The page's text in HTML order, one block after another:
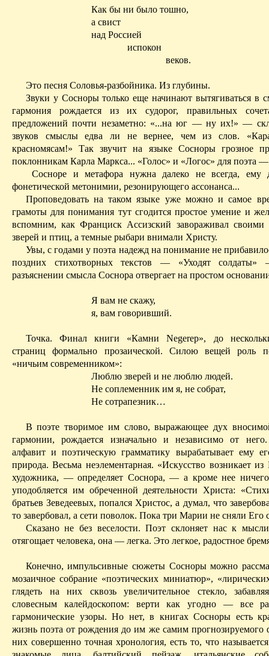
Как бы ни было тошно,
а свист
над Россией
испокон
веков.
Это песня Соловья-разбойника. Из глубины.
Звуки у Сосноры только еще начинают вытягиваться в
гармония рождается из их судорог, правильных
предложений почти незаметно: «...на юг — ну их!» —
звуков смыслы едва ли не вернее, чем из слов.
красномясам!» Так звучит на языке Сосноры грозное
поклонникам Карла Маркса... «Голос» и «Логос» для поэта
Сосноре и метафора нужна далеко не всегда, ему
фонетической метонимии, резонирующего ассонанса...
Проповедовать на таком языке уже можно и самое
грамоты для понимания тут сгодится простое умение и
вспомним, как Франциск Ассизский завораживал своими
зверей и птиц, а темные рыбари внимали Христу.
Увы, с годами у поэта надежд на понимание не
поздних стихотворных текстов — «Уходят
разъяснении смысла Соснора отвергает на простом
Я вам не скажу,
я, вам говоривший.
Точка. Финал книги «Камни Negerep», до
страниц формально прозаической. Силою вещей роль
«ничьим современником»:
Люблю зверей и не люблю людей.
Не соплеменник им я, не собрат,
Не сотрапезник…
В поэте творимое им слово, выражающее дух
гармонии, рождается изначально и независимо от
алфавит и поэтическую грамматику вырабатывает ему
природа. Весьма неэлементарная. «Искусство возникает
художника, — определяет Соснора, — а кроме нее
уподобляется им обреченной деятельности Христа:
братьев Зеведеевых, попался Христос, а думал, что
то завербовал, а сети поволок. Пока три Марии не сняли Его
Сказано не без веселости. Поэт склоняет нас к
отягощает человека, она — легка. Это легкое, радостное
Конечно, импульсивные сюжеты Сосноры можно
мозаичное собрание «поэтических миниатюр»,
глядеть на них сквозь увеличительное стекло,
словесным калейдоскопом: верти как угодно — все
гармонические узоры. Но нет, в книгах Сосноры есть
жизнь поэта от рождения до им же самим прогнозируемого
них совершенно точная хронология, есть то, что